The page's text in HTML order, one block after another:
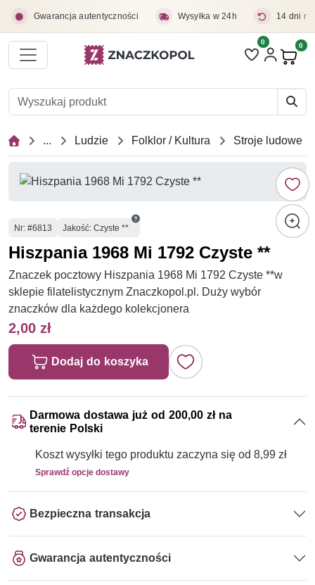
Gwarancja autentyczności Wysyłka w 24h 14 dni
Liczba pozycji
0 0
... Ludzie Folklor / Kultura Stroje ludowe
Numer
Nr: #6813 Jakość: Czyste **
Hiszpania 1968 Mi 1792 Czyste **
Znaczek pocztowy Hiszpania 1968 Mi 1792 Czyste **w
sklepie filatelistycznym Znaczkopol.pl. Duży wybór
znaczków dla każdego kolekcjonera
2,00 zł
Dodaj do koszyka
Darmowa dostawa już od 200,00 zł na
terenie Polski
Koszt wysyłki tego produktu zaczyna się od 8,99 zł
Sprawdź opcje dostawy
Bezpieczna transakcja
Gwarancja autentyczności